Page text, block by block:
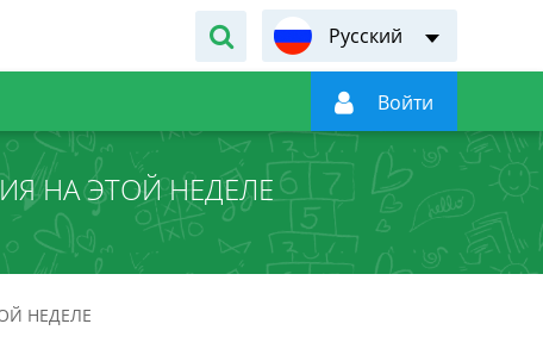
Русский
 Войти
НА ЭТОЙ НЕДЕЛЕ
НЕДЕЛЕ